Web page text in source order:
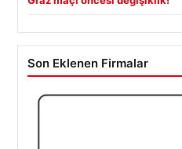
Son Eklenen Firmalar